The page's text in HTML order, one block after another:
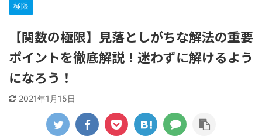
極限
【関数の極限】見落としがちな解法の重要
ポイントを徹底解説！迷わずに解けるよう
になろう！
2021年1月15日